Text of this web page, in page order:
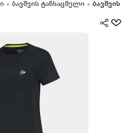
ბავშვის ტანსაცმელი ბავშვის